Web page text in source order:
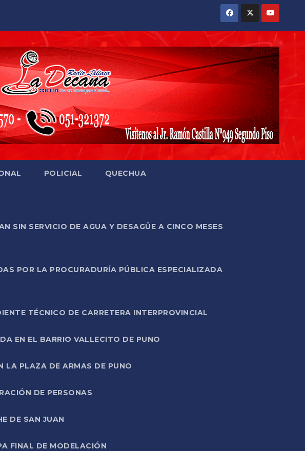
POLICIAL QUECHUA
SIN SERVICIO DE AGUA Y DESAGÜE A CINCO MESES
POR LA PROCURADURÍA PÚBLICA ESPECIALIZADA
TÉCNICO DE CARRETERA INTERPROVINCIAL
EN EL BARRIO VALLECITO DE PUNO
LA PLAZA DE ARMAS DE PUNO
DE PERSONAS
DE SAN JUAN
FINAL DE MODELACIÓN